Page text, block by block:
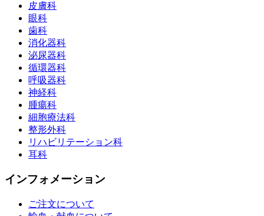
皮膚科
眼科
歯科
消化器科
泌尿器科
循環器科
呼吸器科
神経科
腫瘍科
細胞療法科
整形外科
リハビリテーション科
耳科
インフォメーション
ご注文について